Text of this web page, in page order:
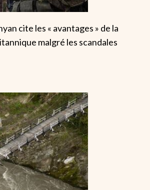
cite les « avantages » de la
malgré les scandales